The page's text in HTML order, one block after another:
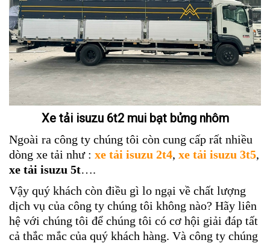
Xe tải isuzu 6t2 mui bạt bửng nhôm
Ngoài ra công ty chúng tôi còn cung cấp rất nhiều
dòng xe tải như : xe tải isuzu 2t4, xe tải isuzu 3t5,
xe tải isuzu 5t….
Vậy quý khách còn điều gì lo ngại về chất lượng
dịch vụ của công ty chúng tôi không nào? Hãy liên
hệ với chúng tôi để chúng tôi có cơ hội giải đáp tất
cả thắc mắc của quý khách hàng. Và công ty chúng